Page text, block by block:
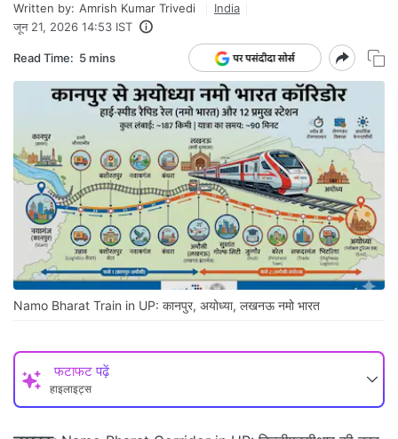
Written by: Amrish Kumar Trivedi
India
जून 21, 2026 14:53 IST
Read Time: 5 mins
Namo Bharat Train in UP: कानपुर, अयोध्या, लखनऊ नमो भारत
फटाफट पढ़ें
हाइलाइट्स